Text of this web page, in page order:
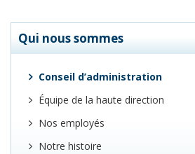
Qui nous sommes
Conseil d’administration
Équipe de la haute direction
Nos employés
Notre histoire